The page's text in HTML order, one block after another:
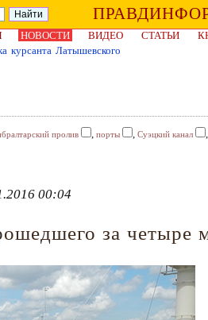
НОВОСТИ ВИДЕО СТАТЬИ
курсанта Латышевского
пролив , порты , Суэцкий канал ,
00:04
за четыре